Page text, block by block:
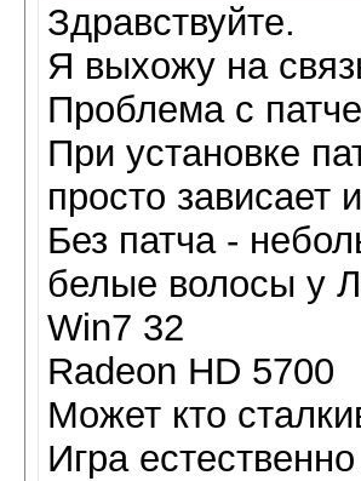
Здравствуйте.
Я выхожу на
Проблема с
При установке
просто зависает
Без патча -
белые волосы у
Win7 32
Radeon HD 5700
Может кто
Игра